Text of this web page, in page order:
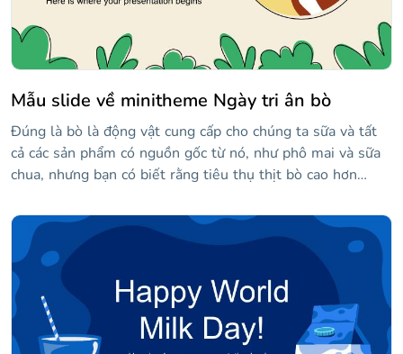
Mẫu slide về minitheme Ngày tri ân bò
Đúng là bò là động vật cung cấp cho chúng ta sữa và tất
cả các sản phẩm có nguồn gốc từ nó, như phô mai và sữa
chua, nhưng bạn có biết rằng tiêu thụ thịt bò cao hơn
số trang trại nhất định như thế nào... Không mát mẻ!
Chúng ta cần thể hiện sự đánh giá cao của chúng ta đối
với những! Ngày 12 tháng XNUMX là ngày được chọn và
mẫu này là phương tiện để bày tỏ lòng kính trọng đối với
họ! Hình minh họa đẹp về những, màu sắc đẹp, hình vẽ
trái tim đẹp... Minitheme có thể chỉnh sửa tốt đẹp!